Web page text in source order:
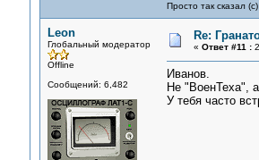
Просто так сказал (с)
Leon
Глобальный модератор
Offline
Сообщений: 6,482
Re:
« Ответ #11 :
Иванов.
Не "ВоенТеха",
У тебя часто